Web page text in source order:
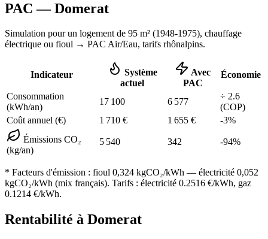
PAC —Domerat
Simulation pour un logement de 95 m² (1948-1975), chauffage
électrique ou fioul → PAC Air/Eau, tarifs rhônalpins.
Indicateur
Système
actuel
Avec
PAC
Économie
Consommation
(kWh/an)
17 100 6 577
÷ 2.6
(COP)
Coût annuel (€)
1 710 € 1 655 € -3%
Émissions CO₂
(kg/an)
5 540 342 -94%
* Facteurs d'émission : fioul 0,324 kgCO₂/kWh — électricité 0,052
kgCO₂/kWh (mix français). Tarifs : électricité 0.2516 €/kWh, gaz
0.1214 €/kWh.
Rentabilité à Domerat